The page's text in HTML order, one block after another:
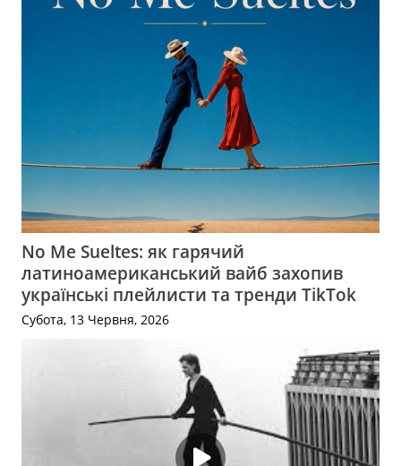
No Me Sueltes: як гарячий
латиноамериканський вайб захопив
українські плейлисти та тренди TikTok
Субота, 13 Червня, 2026